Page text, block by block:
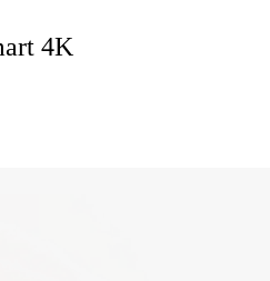
4K